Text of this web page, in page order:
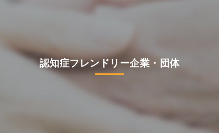
認知症フレンドリー企業・団体